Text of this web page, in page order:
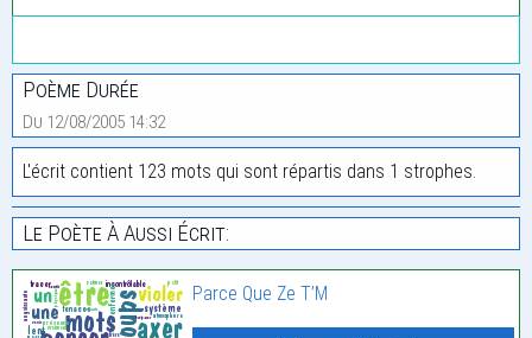
Poème Durée
Du 12/08/2005 14:32
L'écrit contient 123 mots qui sont répartis dans 1 strophes.
Le Poète À Aussi Écrit:
Parce Que Ze T’M